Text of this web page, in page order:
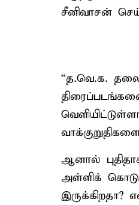
சீனிவாசன்
“த.வெ.க.
ஆனால்
அள்ளிக்
இருக்கிறதா?